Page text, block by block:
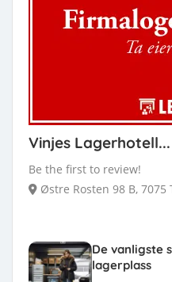
Vinjes Lagerhotell...
Be the first to review!
Østre Rosten 98 B, 7075
De vanligste
lagerplass